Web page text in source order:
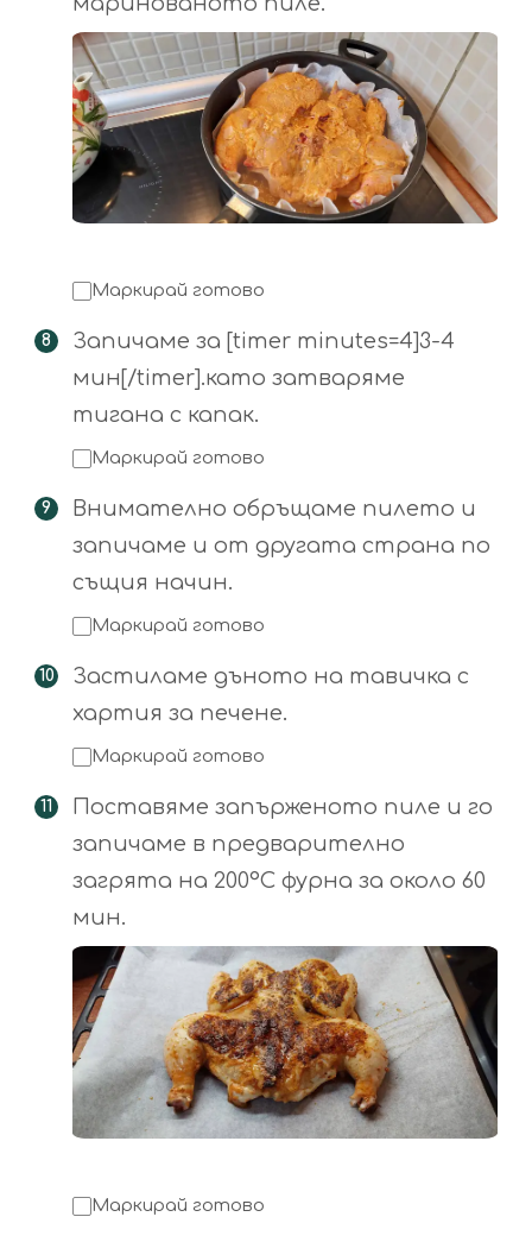
Маркирай готово
Запичаме за [timer minutes=4]3-4
мин[/timer].като затваряме
тигана с капак.
Маркирай готово
Внимателно обръщаме пилето и
запичаме и от другата страна по
същия начин.
Маркирай готово
Застиламе дъното на тавичка с
хартия за печене.
Маркирай готово
Поставяме запърженото пиле и го
запичаме в предварително
загрята на 200°С фурна за около 60
мин.
Маркирай готово